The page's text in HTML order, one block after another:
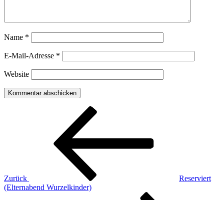
Name *
E-Mail-Adresse *
Website
Beitragsnavigation
Zurück
Reserviert
(Elternabend Wurzelkinder)